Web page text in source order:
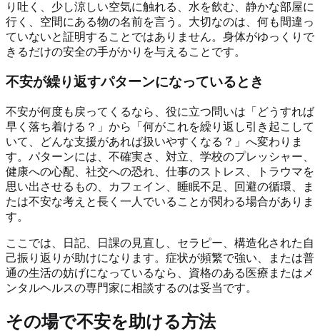
り吐く、少し涼しい空気に触れる、水を飲む、静かな部屋に
行く、空間にある物の名前を言う。大切なのは、何も間違っ
ていないと証明することではありません。身体がゆっくりで
きるだけの安全の手がかりを与えることです。
不安が繰り返すパターンになっているとき
不安が何度も戻ってくるなら、役に立つ問いは「どうすれば
早く落ち着ける？」から「何がこれを繰り返し引き起こして
いて、どんな支援があれば扱いやすくなる？」へ変わりま
す。パターンには、不確実さ、対立、学校のプレッシャー、
健康への心配、社交への恐れ、仕事のストレス、トラウマを
思い出させるもの、カフェイン、睡眠不足、回避の循環、ま
たは不安な考えと長く一人でいることが関わる場合がありま
す。
ここでは、日記、日課の見直し、セラピー、構造化された自
己振り返りが助けになります。症状が頻繁で強い、または普
通の生活の妨げになっているなら、資格のある医療またはメ
ンタルヘルスの専門家に相談するのは妥当です。
その場で不安を助ける方法